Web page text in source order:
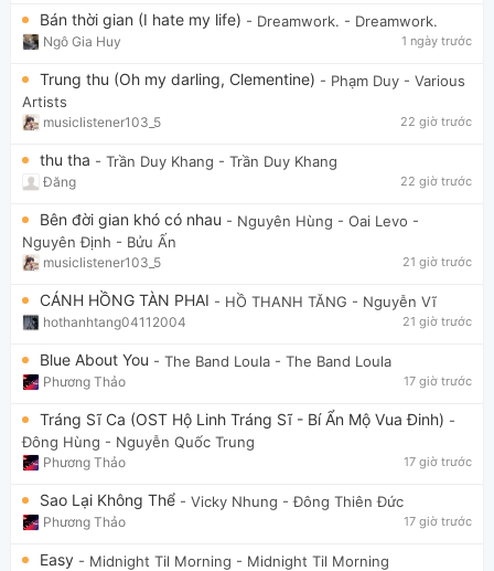
Bán thời gian (I hate my life) - Dreamwork. - Dreamwork.
Ngô Gia Huy 1 ngày trước
Trung thu (Oh my darling, Clementine) - Phạm Duy - Various
Artists
musiclistener103_5 22 giờ trước
thu tha - Trần Duy Khang - Trần Duy Khang
Đăng 22 giờ trước
Bên đời gian khó có nhau - Nguyên Hùng - Oai Levo -
Nguyên Định - Bửu Ấn
musiclistener103_5 21 giờ trước
CÁNH HỒNG TÀN PHAI - HỒ THANH TĂNG - Nguyễn Vĩ
hothanhtang04112004 21 giờ trước
Blue About You - The Band Loula - The Band Loula
Phương Thảo 17 giờ trước
Tráng Sĩ Ca (OST Hộ Linh Tráng Sĩ - Bí Ẩn Mộ Vua Đinh) -
Đông Hùng - Nguyễn Quốc Trung
Phương Thảo 17 giờ trước
Sao Lại Không Thể - Vicky Nhung - Đông Thiên Đức
Phương Thảo 17 giờ trước
Easy - Midnight Til Morning - Midnight Til Morning